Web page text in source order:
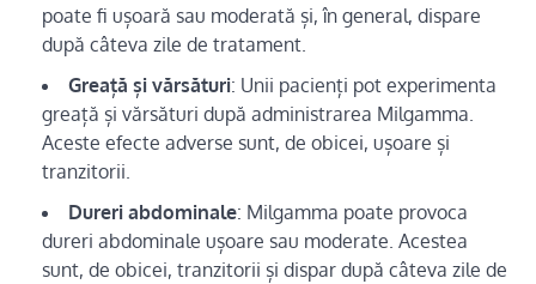
poate fi ușoară sau moderată și, în general, dispare
după câteva zile de tratament.
Greață și vărsături: Unii pacienți pot experimenta
greață și vărsături după administrarea Milgamma.
Aceste efecte adverse sunt, de obicei, ușoare și
tranzitorii.
Dureri abdominale: Milgamma poate provoca
dureri abdominale ușoare sau moderate. Acestea
sunt, de obicei, tranzitorii și dispar după câteva zile de